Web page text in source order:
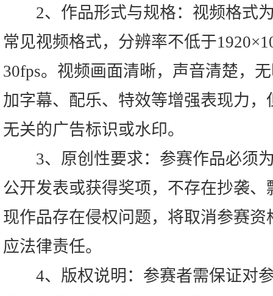
2、作品形式与规格：视频格式
常见视频格式，分辨率不低于
30fps。视频画面清晰，声音清楚，
加字幕、配乐、特效等增强表现力
无关的广告标识或水印。
3、原创性要求：参赛作品必须为
公开发表或获得奖项，不存在抄袭
现作品存在侵权问题，将取消参赛
应法律责任。
4、版权说明：参赛者需保证对